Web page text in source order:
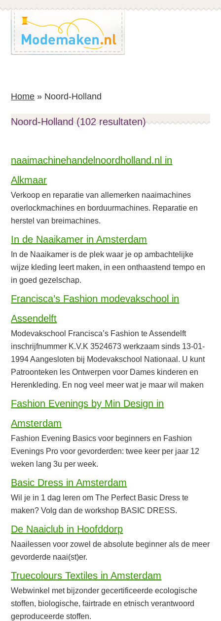
Spring
naar
de
inhoud
Spring
naar
de
voettekst
Home » Noord-Holland
Noord-Holland (102 resultaten)
naaimachinehandelnoordholland.nl in
Alkmaar
Verkoop en reparatie van allemerken naaimachines
overlockmachines en borduurmachines. Reparatie en
herstel van breimachines.
In de Naaikamer in Amsterdam
In de Naaikamer is de plek waar je op ambachtelijke
wijze kleding leert maken, in een onthaastend tempo en
in goed gezelschap.
Francisca’s Fashion modevakschool in
Assendelft
Modevakschool Francisca’s Fashion te Assendelft
inschrijfnummer K.V.K 3524673 werkzaam sinds 13-01-
1994 Aangesloten bij Modevakschool Nationaal. U kunt
Patroonteken les Ontwerpen voor Dames kinderen en
Herenkleding. En nog veel meer wat je maar wil maken
Fashion Evenings by Min Design in
Amsterdam
Fashion Evening Basics voor beginners en Fashion
Evenings Pro voor gevorderden: twee keer per jaar 12
weken lang 3u per week.
Basic Dress in Amsterdam
Wil je in 1 dag leren om The Perfect Basic Dress te
maken? Volg dan de workshop BASIC DRESS.
De Naaiclub in Hoofddorp
Naailessen voor zowel de absolute beginner als de meer
gevorderde naai(st)er.
Truecolours Textiles in Amsterdam
Webwinkel met bijzonder gecertificeerde ecologische
stoffen, biologische, fairtrade en etnisch verantwoord
geproduceerde stoffen.